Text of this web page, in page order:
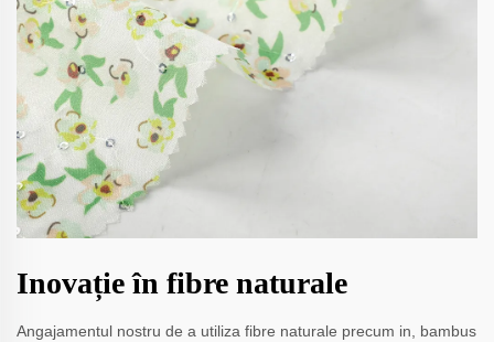
Inovație în fibre naturale
Angajamentul nostru de a utiliza fibre naturale precum in, bambus